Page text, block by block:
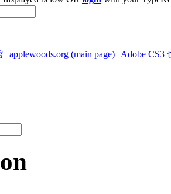
applewoods.org (main page) Adobe CS3